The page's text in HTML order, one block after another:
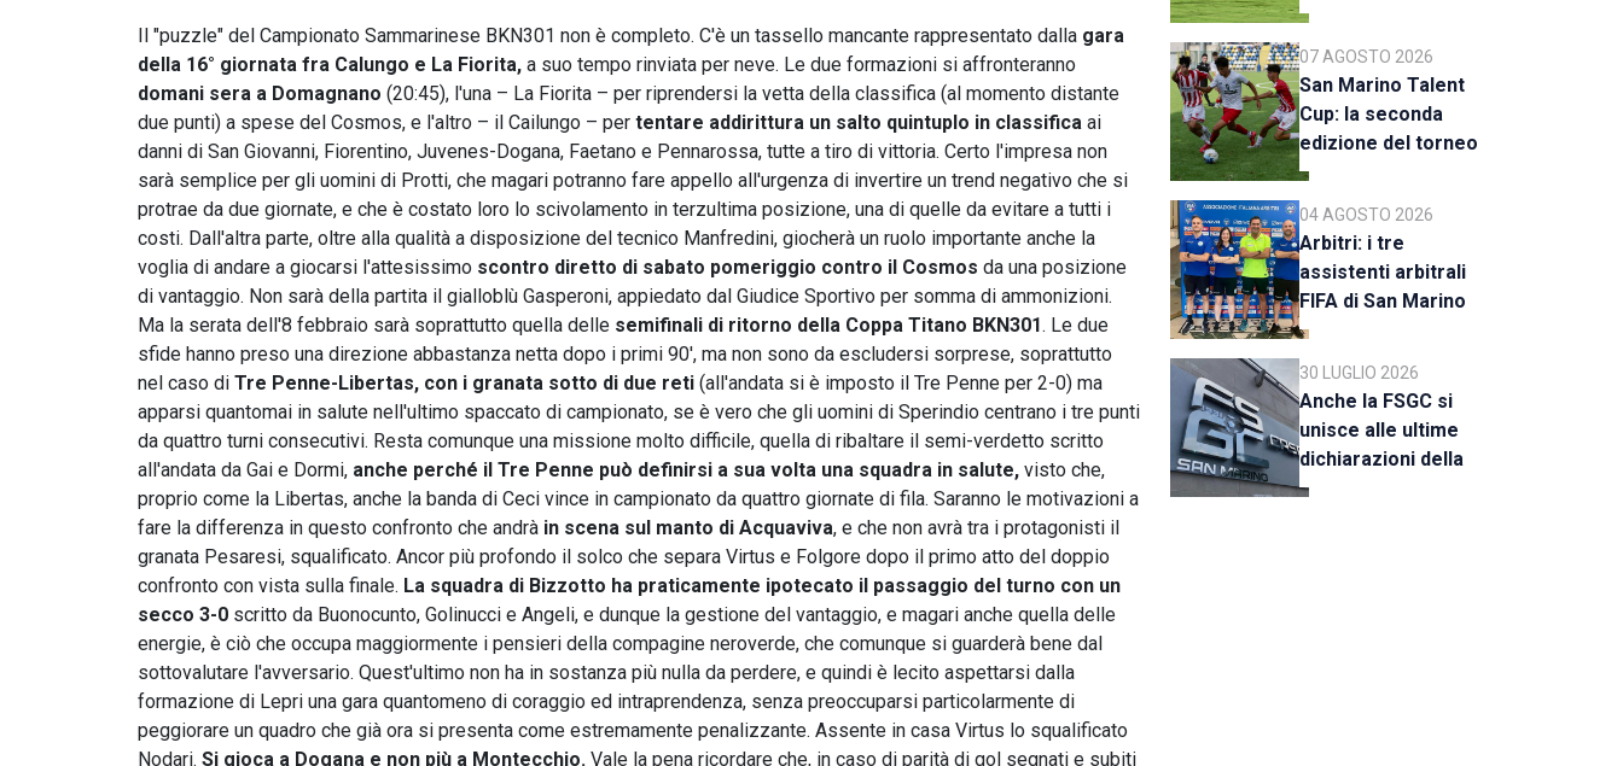
Il "puzzle" del Campionato Sammarinese BKN301 non è completo. C'è un tassello mancante rappresentato dalla gara
della 16° giornata fra Calungo e La Fiorita, a suo tempo rinviata per neve. Le due formazioni si affronteranno
domani sera a Domagnano (20:45), l'una – La Fiorita – per riprendersi la vetta della classifica (al momento distante
due punti) a spese del Cosmos, e l'altro – il Cailungo – per tentare addirittura un salto quintuplo in classifica ai
danni di San Giovanni, Fiorentino, Juvenes-Dogana, Faetano e Pennarossa, tutte a tiro di vittoria. Certo l'impresa non
sarà semplice per gli uomini di Protti, che magari potranno fare appello all'urgenza di invertire un trend negativo che si
protrae da due giornate, e che è costato loro lo scivolamento in terzultima posizione, una di quelle da evitare a tutti i
costi. Dall'altra parte, oltre alla qualità a disposizione del tecnico Manfredini, giocherà un ruolo importante anche la
voglia di andare a giocarsi l'attesissimo scontro diretto di sabato pomeriggio contro il Cosmos da una posizione
di vantaggio. Non sarà della partita il gialloblù Gasperoni, appiedato dal Giudice Sportivo per somma di ammonizioni.
Ma la serata dell'8 febbraio sarà soprattutto quella delle semifinali di ritorno della Coppa Titano BKN301. Le due
sfide hanno preso una direzione abbastanza netta dopo i primi 90', ma non sono da escludersi sorprese, soprattutto
nel caso di Tre Penne-Libertas, con i granata sotto di due reti (all'andata si è imposto il Tre Penne per 2-0) ma
apparsi quantomai in salute nell'ultimo spaccato di campionato, se è vero che gli uomini di Sperindio centrano i tre punti
da quattro turni consecutivi. Resta comunque una missione molto difficile, quella di ribaltare il semi-verdetto scritto
all'andata da Gai e Dormi, anche perché il Tre Penne può definirsi a sua volta una squadra in salute, visto che,
proprio come la Libertas, anche la banda di Ceci vince in campionato da quattro giornate di fila. Saranno le motivazioni a
fare la differenza in questo confronto che andrà in scena sul manto di Acquaviva, e che non avrà tra i protagonisti il
granata Pesaresi, squalificato. Ancor più profondo il solco che separa Virtus e Folgore dopo il primo atto del doppio
confronto con vista sulla finale. La squadra di Bizzotto ha praticamente ipotecato il passaggio del turno con un
secco 3-0 scritto da Buonocunto, Golinucci e Angeli, e dunque la gestione del vantaggio, e magari anche quella delle
energie, è ciò che occupa maggiormente i pensieri della compagine neroverde, che comunque si guarderà bene dal
sottovalutare l'avversario. Quest'ultimo non ha in sostanza più nulla da perdere, e quindi è lecito aspettarsi dalla
formazione di Lepri una gara quantomeno di coraggio ed intraprendenza, senza preoccuparsi particolarmente di
peggiorare un quadro che già ora si presenta come estremamente penalizzante. Assente in casa Virtus lo squalificato
Nodari. Si gioca a Dogana e non più a Montecchio. Vale la pena ricordare che, in caso di parità di gol segnati e subiti
esce alla distanza
07 AGOSTO 2026
San Marino Talent
Cup: la seconda
edizione del torneo
al via il 18 agosto
04 AGOSTO 2026
Arbitri: i tre
assistenti arbitrali
FIFA di San Marino
al raduno della CAN
C
30 LUGLIO 2026
Anche la FSGC si
unisce alle ultime
dichiarazioni della
UEFA